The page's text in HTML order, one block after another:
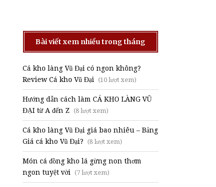
Bài viết xem nhiều trong tháng
Cá kho làng Vũ Đại có ngon không?
Review Cá kho Vũ Đại (10 lượt xem)
Hướng dẫn cách làm CÁ KHO LÀNG VŨ
ĐẠI từ A đến Z (8 lượt xem)
Cá kho làng Vũ Đại giá bao nhiêu – Bảng
Giá cá kho Vũ Đại? (8 lượt xem)
Món cá đồng kho lá gừng non thơm
ngon tuyệt vời (7 lượt xem)